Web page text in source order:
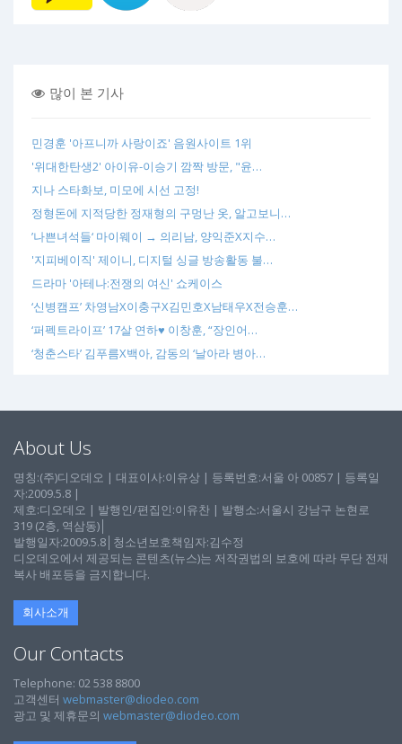
많이 본 기사
민경훈 '아프니까 사랑이죠' 음원사이트 1위
'위대한탄생2' 아이유-이승기 깜짝 방문, "윤…
지나 스타화보, 미모에 시선 고정!
정형돈에 지적당한 정재형의 구멍난 옷, 알고보니…
’나쁜녀석들‘ 마이웨이 → 의리남, 양익준X지수…
'지피베이직' 제이니, 디지털 싱글 방송활동 불…
드라마 '아테나:전쟁의 여신' 쇼케이스
‘신병캠프’ 차영남X이충구X김민호X남태우X전승훈…
‘퍼펙트라이프’ 17살 연하♥ 이창훈, “장인어…
‘청춘스타’ 김푸름X백아, 감동의 ‘날아라 병아…
About Us
명칭:(주)디오데오 | 대표이사:이유상 | 등록번호:서울 아 00857 | 등록일
자:2009.5.8 |
제호:디오데오 | 발행인/편집인:이유찬 | 발행소:서울시 강남구 논현로
319 (2층, 역삼동)│
발행일자:2009.5.8│청소년보호책임자:김수정
디오데오에서 제공되는 콘텐츠(뉴스)는 저작권법의 보호에 따라 무단 전재
복사 배포등을 금지합니다.
회사소개
Our Contacts
Telephone: 02 538 8800
고객센터 webmaster@diodeo.com
광고 및 제휴문의 webmaster@diodeo.com